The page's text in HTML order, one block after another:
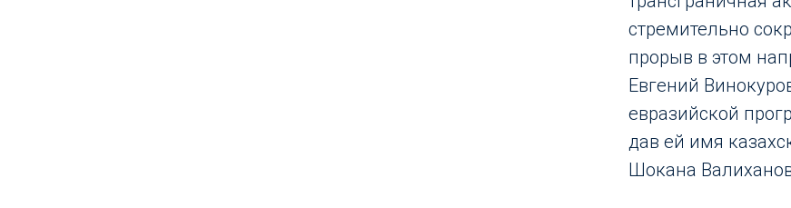
стремительно
прорыв в этом
Евгений
евразийской
дав ей имя
Шокана